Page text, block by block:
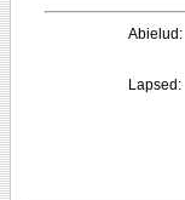
Abielud:
Lapsed: